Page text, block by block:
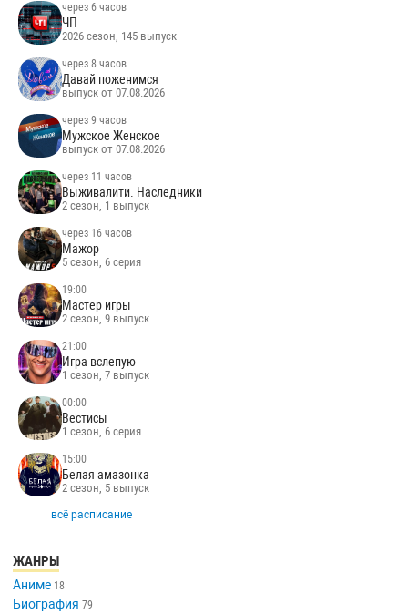
через 6 часов
ЧП
2026 сезон, 145 выпуск
через 8 часов
Давай поженимся
выпуск от 07.08.2026
через 9 часов
Мужское Женское
выпуск от 07.08.2026
через 11 часов
Выживалити. Наследники
2 сезон, 1 выпуск
через 16 часов
Мажор
5 сезон, 6 серия
19:00
Мастер игры
2 сезон, 9 выпуск
21:00
Игра вслепую
1 сезон, 7 выпуск
00:00
Вестисы
1 сезон, 6 серия
15:00
Белая амазонка
2 сезон, 5 выпуск
всё расписание
ЖАНРЫ
Аниме 18
Биография 79